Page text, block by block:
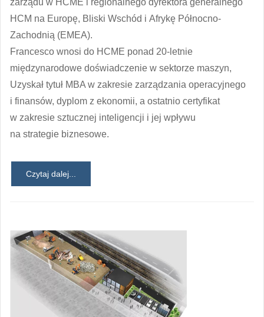
HCM na Europę, Bliski Wschód i Afrykę Północno-
Zachodnią (EMEA).
Francesco wnosi do HCME ponad 20-letnie
międzynarodowe doświadczenie w sektorze maszyn,
Uzyskał tytuł MBA w zakresie zarządzania operacyjnego
i finansów, dyplom z ekonomii, a ostatnio certyfikat
w zakresie sztucznej inteligencji i jej wpływu
na strategie biznesowe.
Czytaj dalej...